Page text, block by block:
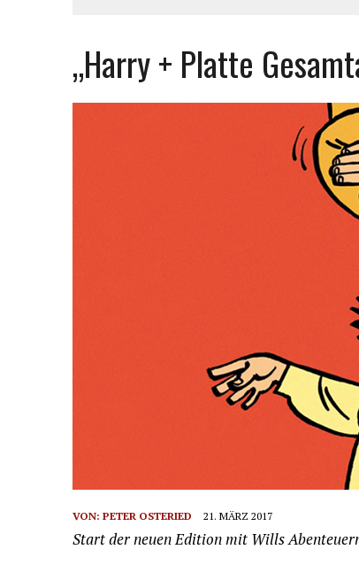
„Harry + Platte
VON: PETER OSTERIED 21. MÄRZ 2017
Start der neuen Edition mit Wills